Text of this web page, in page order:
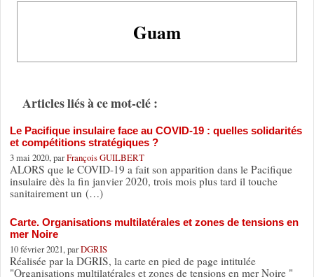
Guam
Articles liés à ce mot-clé :
Le Pacifique insulaire face au COVID-19 : quelles solidarités
et compétitions stratégiques ?
3 mai 2020, parFrançois GUILBERT
ALORS que le COVID-19 a fait son apparition dans le Pacifique
insulaire dès la fin janvier 2020, trois mois plus tard il touche
sanitairement un (…)
Carte. Organisations multilatérales et zones de tensions en
mer Noire
10 février 2021, parDGRIS
Réalisée par la DGRIS, la carte en pied de page intitulée
"Organisations multilatérales et zones de tensions en mer Noire "